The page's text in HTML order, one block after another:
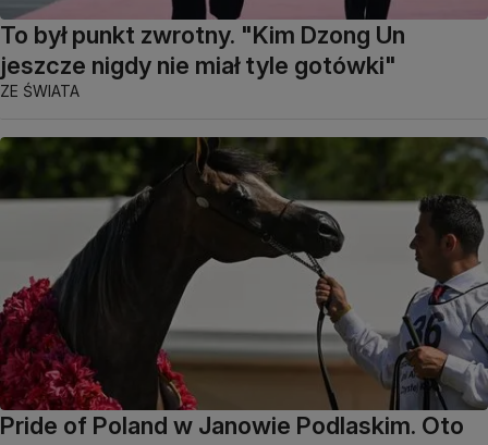
To był punkt zwrotny. "Kim Dzong Un
jeszcze nigdy nie miał tyle gotówki"
ZE ŚWIATA
Pride of Poland w Janowie Podlaskim. Oto